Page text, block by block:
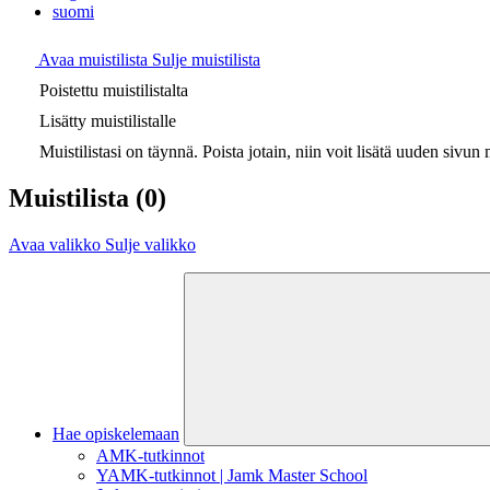
suomi
Avaa muistilista Sulje muistilista
Poistettu muistilistalta
Lisätty muistilistalle
Muistilistasi on täynnä. Poista jotain, niin voit lisätä uuden sivun
Muistilista (0)
Avaa valikko Sulje valikko
Hae opiskelemaan
AMK-tutkinnot
YAMK-tutkinnot | Jamk Master School